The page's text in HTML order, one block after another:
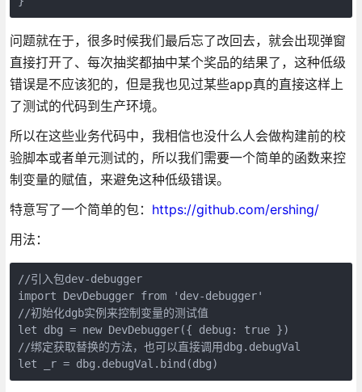
问题就在于，很多时候我们最后忘了改回去，就会出现弹窗
直接打开了、每次抽奖都抽中某个奖品的结果了，这种低级
错误是不应该犯的，但是我也见过某些app真的直接这样上
了测试的代码到生产环境。
所以在这些业务代码中，我相信也没什么人会做构建前的校
验脚本或者单元测试的，所以我们需要一个简单的函数来控
制变量的赋值，来避免这种低级错误。
特意写了一个简单的包： https://github.com/ershing/
用法：
//引入包dev-debugger
import DevDebugger from 'dev-debugger'
//初始化dgb实例来控制变量的测试值
let dbg = new DevDebugger({ debug: true })
//绑定获取替换的方法，也可以直接调用dbg.debugVal
let _r = dbg.debugVal.bind(dbg)